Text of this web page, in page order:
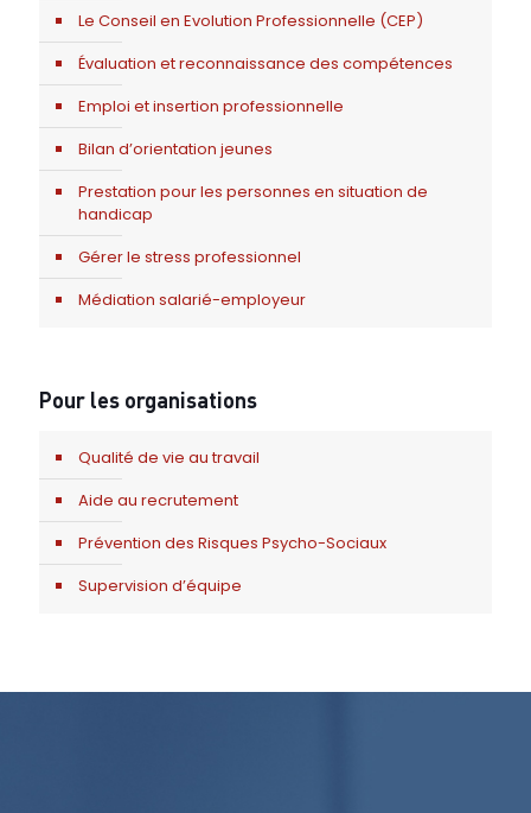
Le Conseil en Evolution Professionnelle (CEP)
Évaluation et reconnaissance des compétences
Emploi et insertion professionnelle
Bilan d’orientation jeunes
Prestation pour les personnes en situation de
handicap
Gérer le stress professionnel
Médiation salarié-employeur
Pour les organisations
Qualité de vie au travail
Aide au recrutement
Prévention des Risques Psycho-Sociaux
Supervision d’équipe